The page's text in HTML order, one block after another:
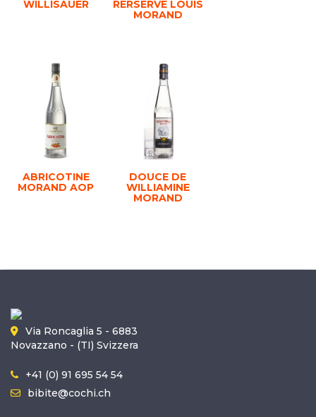
WILLISAUER
RERSERVE LOUIS
MORAND
ABRICOTINE
MORAND AOP
DOUCE DE
WILLIAMINE
MORAND
Via Roncaglia 5 - 6883
Novazzano - (TI) Svizzera
+41 (0) 91 695 54 54
bibite@cochi.ch